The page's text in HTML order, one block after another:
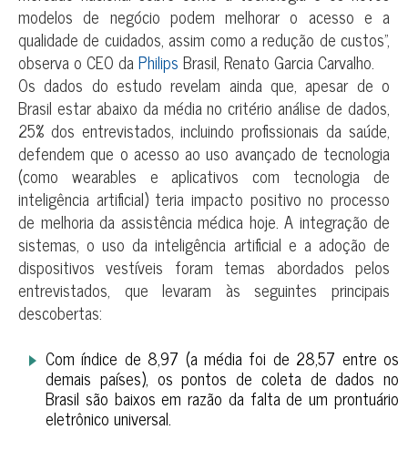
modelos de negócio podem melhorar o acesso e a
qualidade de cuidados, assim como a redução de custos”,
observa o CEO daPhilips Brasil, Renato Garcia Carvalho.
Os dados do estudo revelam ainda que, apesar de o
Brasil estar abaixo da média no critério análise de dados,
25% dos entrevistados, incluindo profissionais da saúde,
defendem que o acesso ao uso avançado de tecnologia
(como wearables e aplicativos com tecnologia de
inteligência artificial) teria impacto positivo no processo
de melhoria da assistência médica hoje. A integração de
sistemas, o uso da inteligência artificial e a adoção de
dispositivos vestíveis foram temas abordados pelos
entrevistados, que levaram às seguintes principais
descobertas:
Com índice de 8,97 (a média foi de 28,57 entre os
demais países), os pontos de coleta de dados no
Brasil são baixos em razão da falta de um prontuário
eletrônico universal.